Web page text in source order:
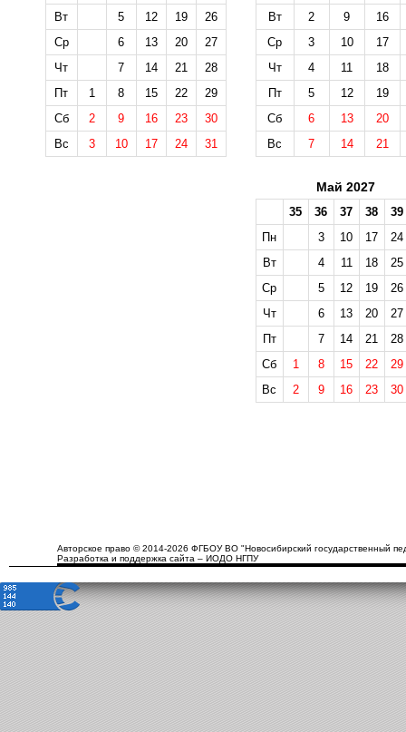
Вт
5 12 19
26
Ср
6 13 20
27
Чт
7 14 21
28
Пт
1 8 15 22
29
Сб
2 9 16 23
30
Вс
3 10 17 24 31
Вт
2 9
16
Ср
3 10
17
Чт
4 11
18
Пт
5 12
19
Сб
6 13
20
Вс
7 14 21
Май 2027
35 36 37 38
39
Пн
3 10 17
24
Вт
4 11 18
25
Ср
5 12 19
26
Чт
6 13 20
27
Пт
7 14 21
28
Сб
1 8 15 22
29
Вс
2 9 16 23 30
Авторское право © 2014-2026 ФГБОУ ВО "Новосибирский государственный
Разработка и поддержка сайта – ИОДО НГПУ